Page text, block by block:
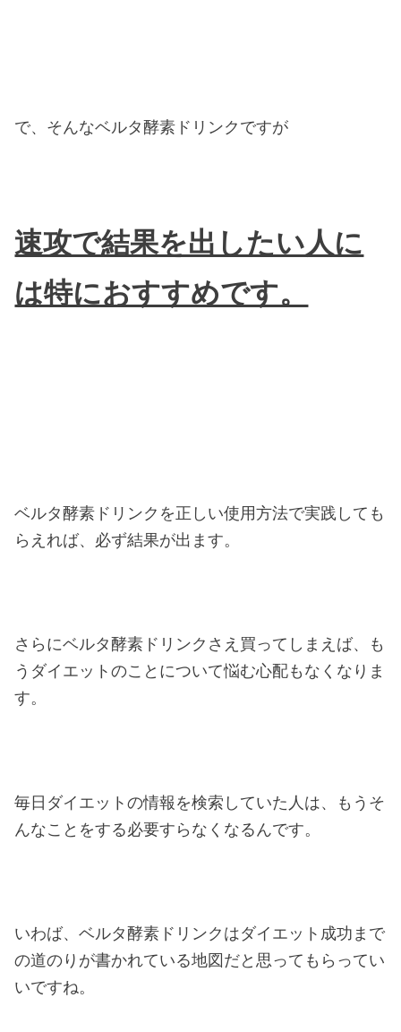
で、そんなベルタ酵素ドリンクですが
速攻で結果を出したい人に
は特におすすめです。
ベルタ酵素ドリンクを正しい使用方法で実践しても
らえれば、必ず結果が出ます。
さらにベルタ酵素ドリンクさえ買ってしまえば、も
うダイエットのことについて悩む心配もなくなりま
す。
毎日ダイエットの情報を検索していた人は、もうそ
んなことをする必要すらなくなるんです。
いわば、ベルタ酵素ドリンクはダイエット成功まで
の道のりが書かれている地図だと思ってもらってい
いですね。